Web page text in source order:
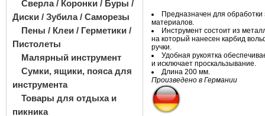
Сверла / Коронки / Буры /
Диски / Зубила / Саморезы
Пены / Клеи / Герметики /
Пистолеты
Малярный инструмент
Сумки, ящики, пояса для
инструмента
Товары для отдыха и
пикника
Предназначен для обработки
материалов.
Инструмент состоит из
на который нанесен карбид
ручки.
Удобная рукоятка
и исключает проскальзывание.
Длина 200 мм.
Произведено в Германии